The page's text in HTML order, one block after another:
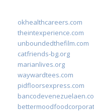
okhealthcareers.com
theintexperience.com
unboundedthefilm.com
catfriends-bg.org
marianlives.org
waywardtees.com
pidfloorsexpress.com